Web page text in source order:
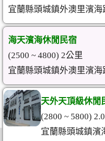
宜蘭縣頭城鎮外澳里濱
海天濱海休閒民宿
(2500 ~ 4800) 2公里
宜蘭縣頭城鎮外澳里濱海
天外天頂級休閒
(2800 ~ 5800)
宜蘭縣頭城鎮濱